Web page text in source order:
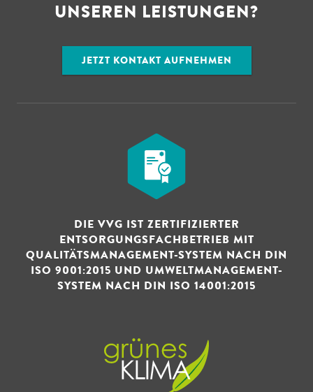
UNSEREN LEISTUNGEN?
JETZT KONTAKT AUFNEHMEN
DIE VVG IST ZERTIFIZIERTER
ENTSORGUNGSFACHBETRIEB MIT
QUALITÄTSMANAGEMENT-SYSTEM NACH DIN
ISO 9001:2015 UND UMWELTMANAGEMENT-
SYSTEM NACH DIN ISO 14001:2015